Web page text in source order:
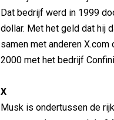
Dat bedrijf werd in 1999
dollar. Met het geld dat hij
samen met anderen
2000 met het bedrijf
X
Musk is ondertussen de